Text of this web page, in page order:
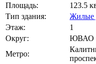
Площадь:
123.5
Тип здания:
Жилые
Этаж:
1
Округ:
ЮВАО
Метро: